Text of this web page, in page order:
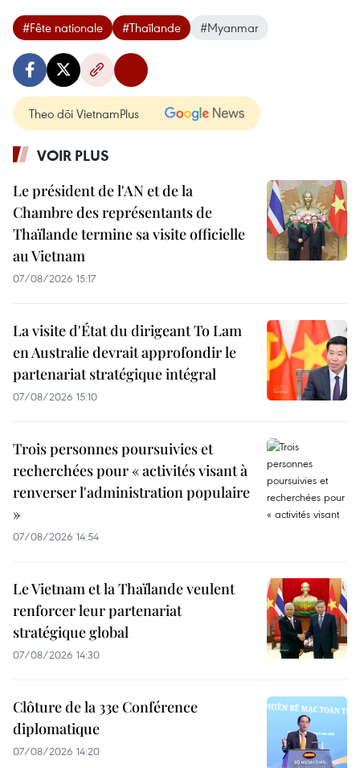
#Fête nationale #Thaïlande #Myanmar
Theo dõi VietnamPlus
VOIR PLUS
Le président de l'AN et de la
Chambre des représentants de
Thaïlande termine sa visite officielle
au Vietnam
07/08/2026 15:17
La visite d'État du dirigeant To Lam
en Australie devrait approfondir le
partenariat stratégique intégral
07/08/2026 15:10
Trois personnes poursuivies et
recherchées pour « activités visant à
renverser l'administration populaire
»
07/08/2026 14:54
Le Vietnam et la Thaïlande veulent
renforcer leur partenariat
stratégique global
07/08/2026 14:30
Clôture de la 33e Conférence
diplomatique
07/08/2026 14:20